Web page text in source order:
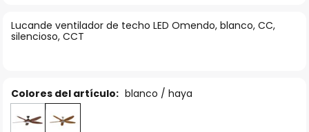
galería
de
Lucande ventilador de techo LED Omendo, blanco, CC,
silencioso, CCT
Colores del artículo: blanco / haya